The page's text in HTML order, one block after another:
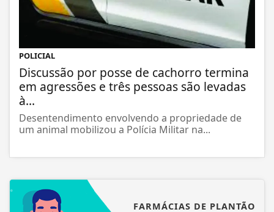
POLICIAL
Discussão por posse de cachorro termina
em agressões e três pessoas são levadas
à...
Desentendimento envolvendo a propriedade de
um animal mobilizou a Polícia Militar na...
FARMÁCIAS DE PLANTÃO